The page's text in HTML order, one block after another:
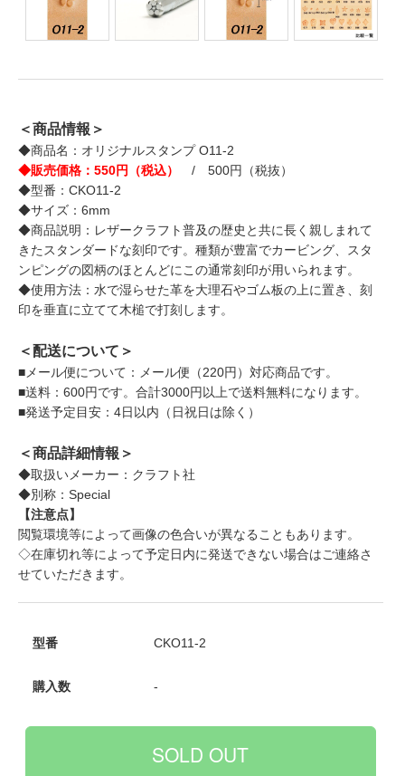
＜商品情報＞
◆商品名：オリジナルスタンプ O11-2
◆販売価格：550円（税込）
/ 500円（税抜）
◆型番：CKO11-2
◆サイズ：6mm
◆商品説明：レザークラフト普及の歴史と共に長く親しまれて
きたスタンダードな刻印です。種類が豊富でカービング、スタ
ンピングの図柄のほとんどにこの通常刻印が用いられます。
◆使用方法：水で湿らせた革を大理石やゴム板の上に置き、刻
印を垂直に立てて木槌で打刻します。
＜配送について＞
■メール便について：メール便（220円）対応商品です。
■送料：600円です。合計3000円以上で送料無料になります。
■発送予定目安：4日以内（日祝日は除く）
＜商品詳細情報＞
◆取扱いメーカー：クラフト社
◆別称：Special
【注意点】
閲覧環境等によって画像の色合いが異なることもあります。
◇在庫切れ等によって予定日内に発送できない場合はご連絡さ
せていただきます。
型番 CKO11-2
購入数 -